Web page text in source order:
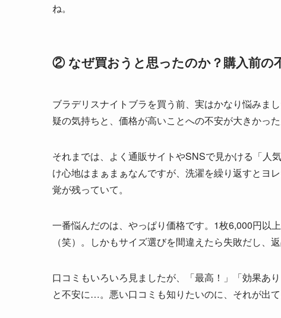
ね。
② なぜ買おうと思ったのか？購入前の
ブラデリスナイトブラを買う前、実はかなり悩みま
疑の気持ちと、価格が高いことへの不安が大きかった
それまでは、よく通販サイトやSNSで見かける「人
け心地はまぁまぁなんですが、洗濯を繰り返すとヨ
覚が残っていて。
一番悩んだのは、やっぱり価格です。1枚6,000円以
（笑）。しかもサイズ選びを間違えたら失敗だし、
口コミもいろいろ見ましたが、「最高！」「効果あ
と不安に…。悪い口コミも知りたいのに、それが出